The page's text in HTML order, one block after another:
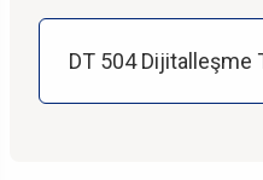
DT 504 Dijitalleşme